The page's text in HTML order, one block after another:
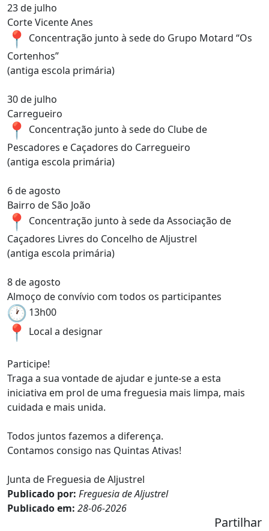
23 de julho
Corte Vicente Anes
Concentração junto à sede do Grupo Motard “Os
Cortenhos”
(antiga escola primária)
30 de julho
Carregueiro
Concentração junto à sede do Clube de
Pescadores e Caçadores do Carregueiro
(antiga escola primária)
6 de agosto
Bairro de São João
Concentração junto à sede da Associação de
Caçadores Livres do Concelho de Aljustrel
(antiga escola primária)
8 de agosto
Almoço de convívio com todos os participantes
13h00
Local a designar
Participe!
Traga a sua vontade de ajudar e junte-se a esta
iniciativa em prol de uma freguesia mais limpa, mais
cuidada e mais unida.
Todos juntos fazemos a diferença.
Contamos consigo nas Quintas Ativas!
Junta de Freguesia de Aljustrel
Publicado por: Freguesia de Aljustrel
Publicado em: 28-06-2026
Partilhar